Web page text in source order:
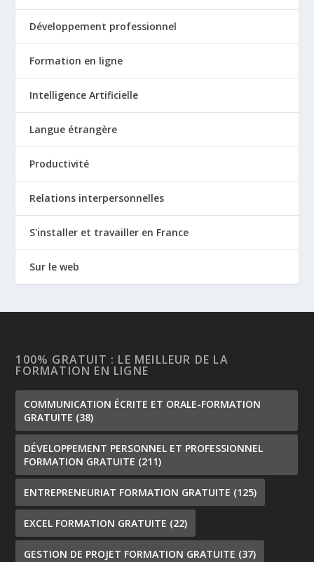
Développement professionnel
Formation en ligne
Intelligence Artificielle
Langue étrangère
Productivité
Relations interpersonnelles
S'installer et travailler en France
Sur le web
100% GRATUIT : LE MEILLEUR DE LA
FORMATION EN LIGNE
COMMUNICATION ÉCRITE ET ORALE-FORMATION
GRATUITE (38)
DÉVELOPPEMENT PERSONNEL ET PROFESSIONNEL
FORMATION GRATUITE (211)
ENTREPRENEURIAT FORMATION GRATUITE (125)
EXCEL FORMATION GRATUITE (22)
GESTION DE PROJET FORMATION GRATUITE (37)